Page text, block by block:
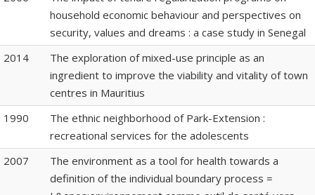
household economic behaviour and perspectives on
security, values and dreams : a case study in Senegal
2014
The exploration of mixed-use principle as an
ingredient to improve the viability and vitality of town
centres in Mauritius
1990
The ethnic neighborhood of Park-Extension :
recreational services for the adolescents
2007
The environment as a tool for health towards a
definition of the individual boundary process =